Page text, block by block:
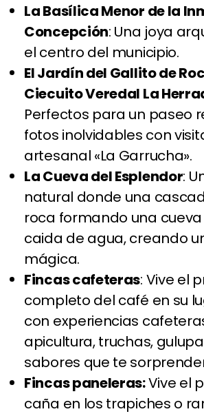
La Basílica Menor de la
Concepción: Una joya
el centro del municipio.
El Jardín del Gallito de
Ciecuito Veredal La
Perfectos para un paseo
fotos inolvidables con
artesanal «La Garrucha».
La Cueva del Esplendor:
natural donde una
roca formando una
caida de agua, creando
mágica.
Fincas cafeteras: Vive el
completo del café en su
con experiencias
apicultura, truchas,
sabores que te
Fincas paneleras:Vive el
caña en los trapiches o